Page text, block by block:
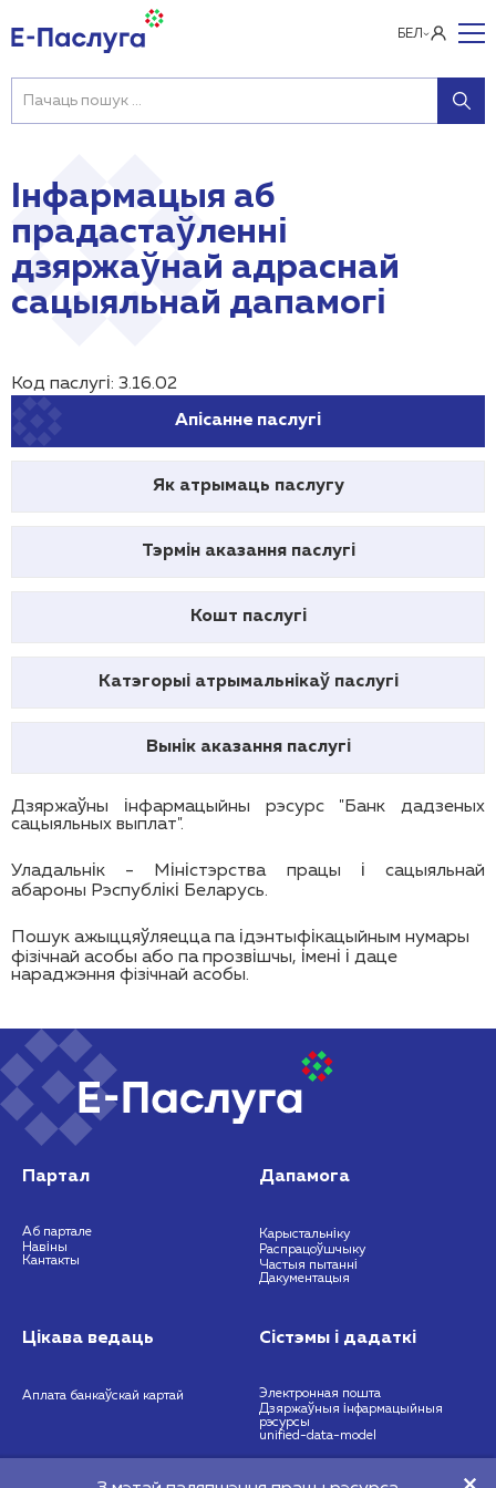
БЕЛ
Інфармацыя аб
прадастаўленні
дзяржаўнай адраснай
сацыяльнай дапамогі
Код паслугі: 3.16.02
Апісанне паслугі
Як атрымаць паслугу
Тэрмін аказання паслугі
Кошт паслугі
Катэгорыі атрымальнікаў паслугі
Вынік аказання паслугі
Дзяржаўны інфармацыйны рэсурс "Банк дадзеных
сацыяльных выплат".
Уладальнік - Міністэрства працы і сацыяльнай
абароны Рэспублікі Беларусь.
Пошук ажыццяўляецца па ідэнтыфікацыйным нумары
фiзiчнай асобы або па прозвішчы, імені і даце
нараджэння фiзiчнай асобы.
Партал
Аб партале
Навіны
Кантакты
Дапамога
Карыстальніку
Распрацоўшчыку
Частыя пытанні
Дакументацыя
Цікава ведаць
Аплата банкаўскай картай
Сістэмы і дадаткі
Электронная пошта
Дзяржаўныя інфармацыйныя
рэсурсы
unified-data-model